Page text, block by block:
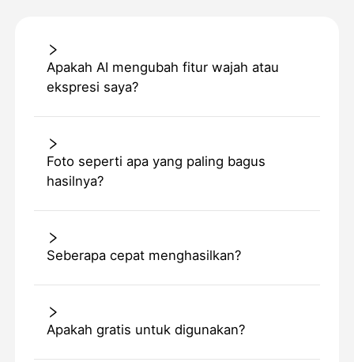
Apakah AI mengubah fitur wajah atau
ekspresi saya?
Foto seperti apa yang paling bagus
hasilnya?
Seberapa cepat menghasilkan?
Apakah gratis untuk digunakan?